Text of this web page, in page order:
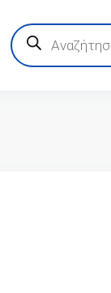
Products
search